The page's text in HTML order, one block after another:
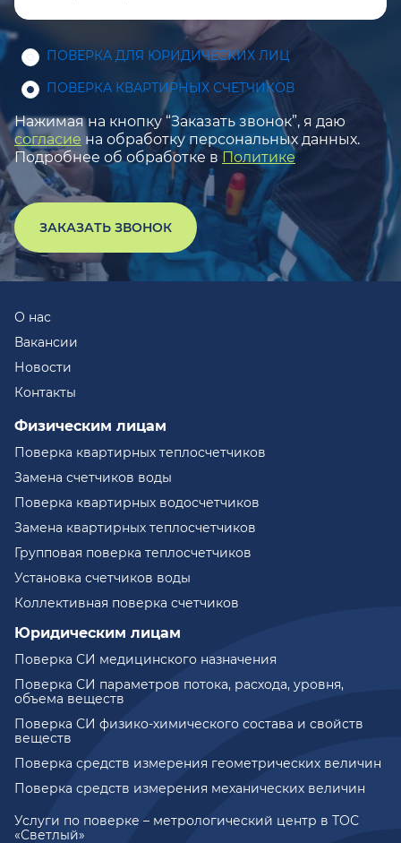
ПОВЕРКА ДЛЯ ЮРИДИЧЕСКИХ ЛИЦ
ПОВЕРКА КВАРТИРНЫХ СЧЕТЧИКОВ
Нажимая на кнопку “Заказать звонок”, я даю
согласие на обработку персональных данных.
Подробнее об обработке в Политике
ЗАКАЗАТЬ ЗВОНОК
Услуги по поверке – метрологический центр в ТОС
«Светлый»
О нас
Вакансии
Новости
Контакты
Физическим лицам
Поверка квартирных теплосчетчиков
Замена счетчиков воды
Поверка квартирных водосчетчиков
Замена квартирных теплосчетчиков
Групповая поверка теплосчетчиков
Установка счетчиков воды
Коллективная поверка счетчиков
Юридическим лицам
Поверка СИ медицинского назначения
Поверка СИ параметров потока, расхода, уровня,
объема веществ
Поверка СИ физико-химического состава и свойств
веществ
Поверка средств измерения геометрических величин
Поверка средств измерения механических величин